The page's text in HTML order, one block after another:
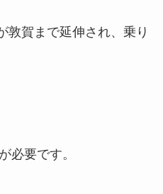
敦賀まで延伸され、乗り
必要です。